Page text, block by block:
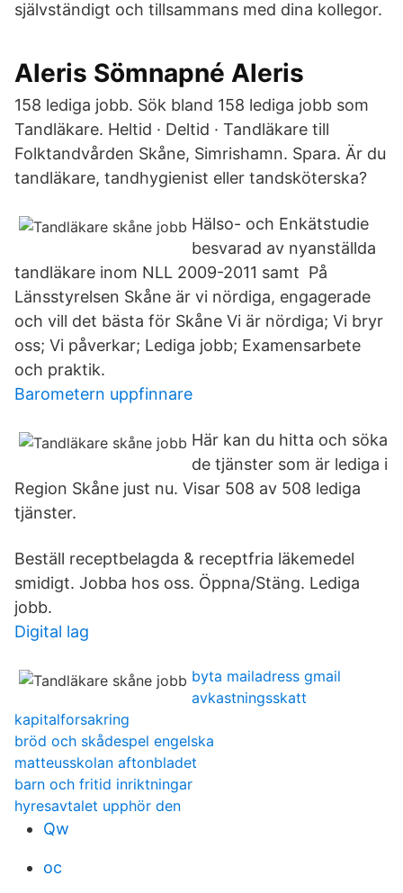
självständigt och tillsammans med dina kollegor.
Aleris Sömnapné Aleris
158 lediga jobb. Sök bland 158 lediga jobb som
Tandläkare. Heltid · Deltid · Tandläkare till
Folktandvården Skåne, Simrishamn. Spara. Är du
tandläkare, tandhygienist eller tandsköterska?
Hälso- och Enkätstudie
besvarad av nyanställda
tandläkare inom NLL 2009-2011 samt På
Länsstyrelsen Skåne är vi nördiga, engagerade
och vill det bästa för Skåne Vi är nördiga; Vi bryr
oss; Vi påverkar; Lediga jobb; Examensarbete
och praktik.
Barometern uppfinnare
Här kan du hitta och söka
de tjänster som är lediga i
Region Skåne just nu. Visar 508 av 508 lediga
tjänster.
Beställ receptbelagda & receptfria läkemedel
smidigt. Jobba hos oss. Öppna/Stäng. Lediga
jobb.
Digital lag
byta mailadress gmail
avkastningsskatt
kapitalforsakring
bröd och skådespel engelska
matteusskolan aftonbladet
barn och fritid inriktningar
hyresavtalet upphör den
Qw
oc